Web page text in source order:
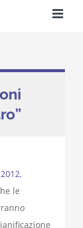
,
le